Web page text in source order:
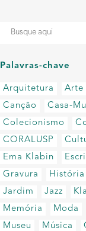
Palavras-chave
Arquitetura Arte
Canção
Casa-
Colecionismo
CORALUSP
Ema Klabin
Gravura
História
Jardim
Jazz
Memória
Moda
Museu
Música